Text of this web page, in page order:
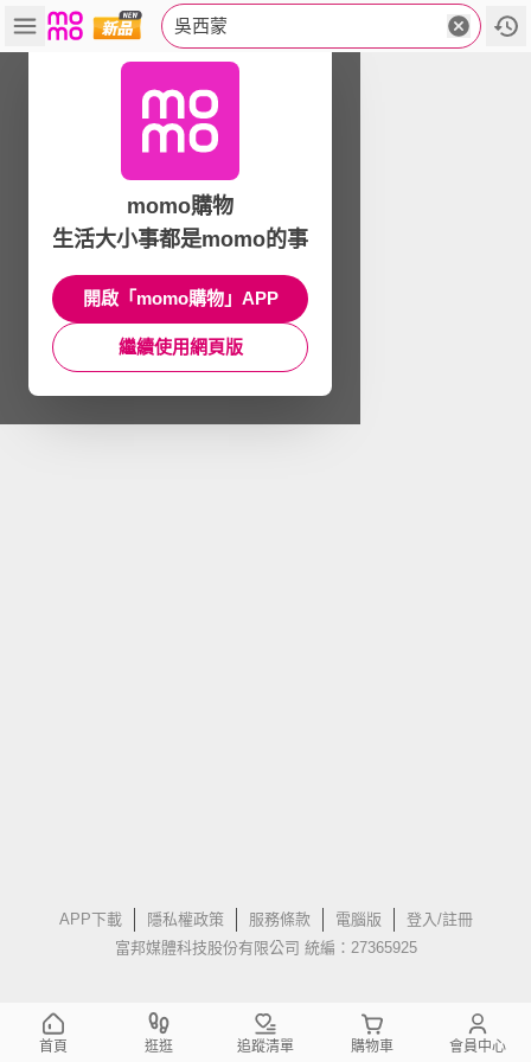
吳西蒙
APP下載 隱私權政策 服務條款 電腦版
登入/註冊
富邦媒體科技股份有限公司 統編：27365925
momo購物
生活大小事都是momo的事
開啟「momo購物」APP
繼續使用網頁版
首頁 逛逛 追蹤清單 購物車 會員中心